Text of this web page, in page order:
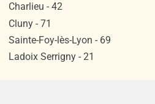
Charlieu - 42
Cluny - 71
Sainte-Foy-lès-Lyon - 69
Ladoix Serrigny - 21